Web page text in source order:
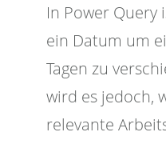
In Power Query
ein Datum um
Tagen zu
wird es jedoch,
relevante